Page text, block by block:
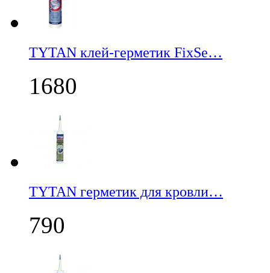
TYTAN клей-герметик FixSe…
1680
TYTAN герметик для кровли…
790